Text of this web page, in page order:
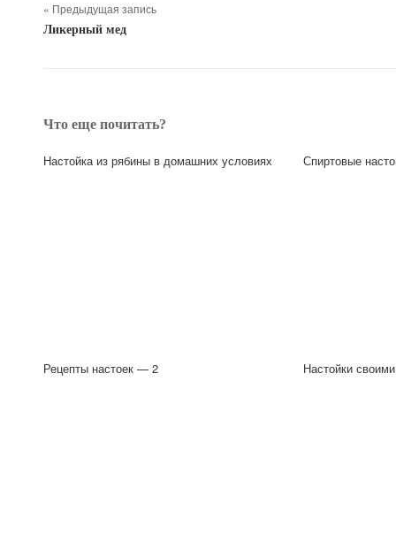
« Предыдущая запись
Ликерный мед
Что еще почитать?
Настойка из рябины в домашних условиях Спиртовые
Рецепты настоек — 2 Настойки